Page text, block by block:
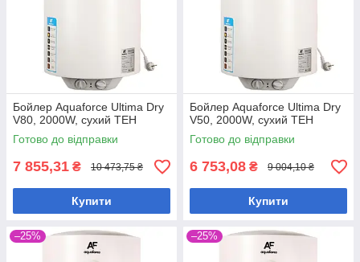
Бойлер Aquaforce Ultima Dry
V80, 2000W, сухий ТЕН
Готово до відправки
7 855,31 ₴ 10 473,75 ₴
Купити
Бойлер Aquaforce Ultima Dry
V50, 2000W, сухий ТЕН
Готово до відправки
6 753,08 ₴ 9 004,10 ₴
Купити
–25% –25%